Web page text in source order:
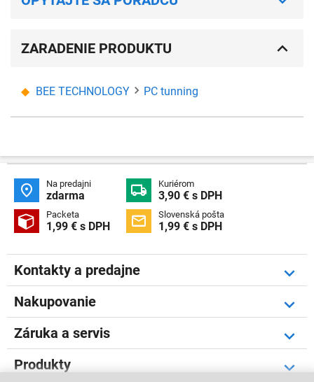
ZARADENIE PRODUKTU
BEE TECHNOLOGY PC tunning
 Na predajni
zdarma  Kuriérom
3,90 € s DPH
 Packeta
1,99 € s DPH  Slovenská pošta
1,99 € s DPH
Kontakty a predajne
Nakupovanie
Záruka a servis
Produkty